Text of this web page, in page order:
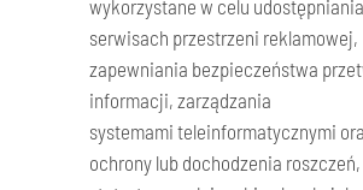
wykorzystane w celu
serwisach przestrzeni reklamowej,
zapewniania bezpieczeństwa
informacji, zarządzania
systemami teleinformatycznymi
ochrony lub dochodzenia